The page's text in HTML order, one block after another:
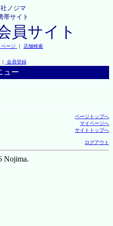
ノジマ
帯サイト
員サイト
ージ ｜ 店舗検索
｜ 会員登録
ュー
ページトップへ
マイページへ
サイトトップへ
ログアウト
Nojima.